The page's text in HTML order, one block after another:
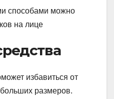
избавиться от
размеров.